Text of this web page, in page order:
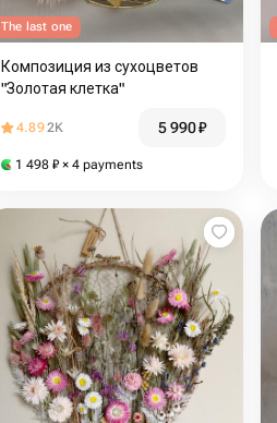
The last one
Композиция из сухоцветов
"Золотая клетка"
4.892K 5 990₽
1 498 ₽ × 4 payments